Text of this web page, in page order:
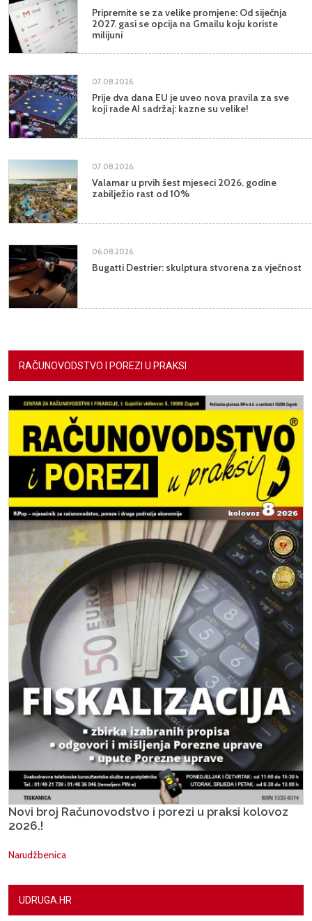
Pripremite se za velike promjene: Od siječnja
2027. gasi se opcija na Gmailu koju koriste
milijuni
07.08.2026.
Prije dva dana EU je uveo nova pravila za sve
koji rade AI sadržaj: kazne su velike!
07.08.2026.
Valamar u prvih šest mjeseci 2026. godine
zabilježio rast od 10%
06.08.2026.
Bugatti Destrier: skulptura stvorena za vječnost
RAČUNOVODSTVO I POREZI U PRAKSI
Novi broj Računovodstvo i porezi u praksi kolovoz
2026.!
Narudžbenica
UDRUGA.HR